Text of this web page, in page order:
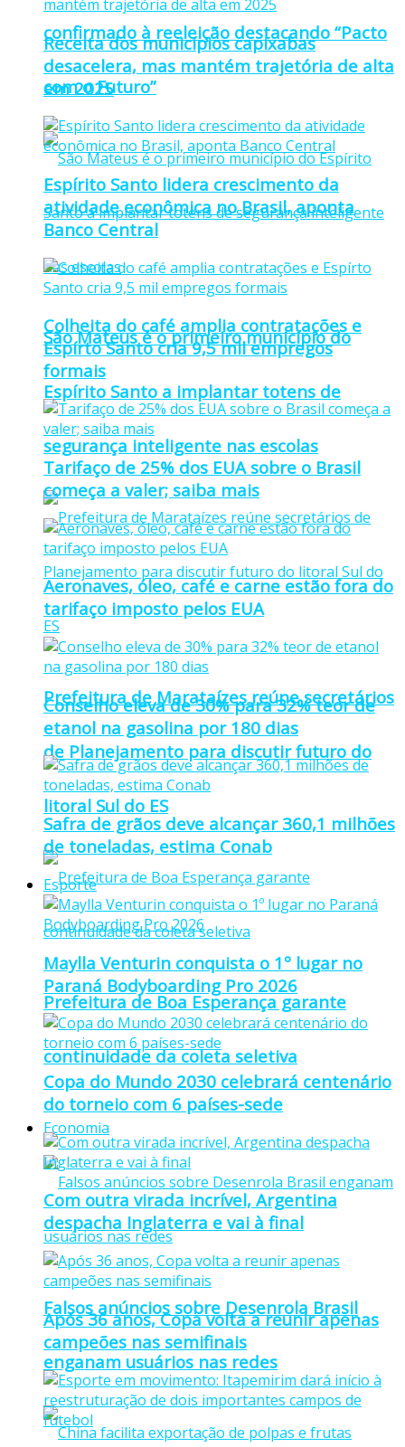
confirmado à reeleição destacando “Pacto
com o Futuro”
São Mateus é o primeiro município do
Espírito Santo a implantar totens de
segurança inteligente nas escolas
Prefeitura de Marataízes reúne secretários
de Planejamento para discutir futuro do
litoral Sul do ES
Prefeitura de Boa Esperança garante
continuidade da coleta seletiva
Economia
Falsos anúncios sobre Desenrola Brasil
enganam usuários nas redes
Receita dos municípios capixabas
desacelera, mas mantém trajetória de alta
em 2025
Espírito Santo lidera crescimento da
atividade econômica no Brasil, aponta
Banco Central
Colheita do café amplia contratações e
Espírto Santo cria 9,5 mil empregos
formais
Tarifaço de 25% dos EUA sobre o Brasil
começa a valer; saiba mais
Aeronaves, óleo, café e carne estão fora do
tarifaço imposto pelos EUA
Conselho eleva de 30% para 32% teor de
etanol na gasolina por 180 dias
Safra de grãos deve alcançar 360,1 milhões
de toneladas, estima Conab
Esporte
Maylla Venturin conquista o 1º lugar no
Paraná Bodyboarding Pro 2026
Copa do Mundo 2030 celebrará centenário
do torneio com 6 países-sede
Com outra virada incrível, Argentina
despacha Inglaterra e vai à final
Após 36 anos, Copa volta a reunir apenas
campeões nas semifinais